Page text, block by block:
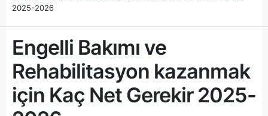
2025-2026
Engelli Bakımı ve
Rehabilitasyon kazanmak
için Kaç Net Gerekir 2025-